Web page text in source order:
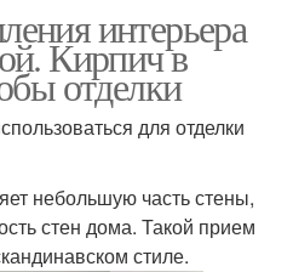
интерьера
Кирпич в
отделки
для отделки
небольшую часть стены,
стен дома. Такой прием
стиле.